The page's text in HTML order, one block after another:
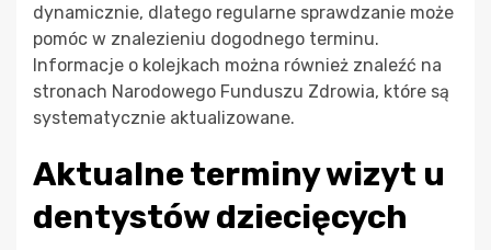
dynamicznie, dlatego regularne sprawdzanie może
pomóc w znalezieniu dogodnego terminu.
Informacje o kolejkach można również znaleźć na
stronach Narodowego Funduszu Zdrowia, które są
systematycznie aktualizowane.
Aktualne terminy wizyt u
dentystów dziecięcych